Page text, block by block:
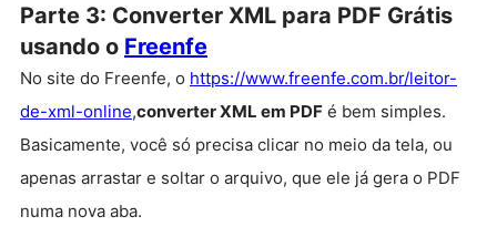
Parte 3: Converter XML para PDF Grátis
usando o Freenfe
No site do Freenfe, o https://www.freenfe.com.br/leitor-
de-xml-online,converter XML em PDF é bem simples.
Basicamente, você só precisa clicar no meio da tela, ou
apenas arrastar e soltar o arquivo, que ele já gera o PDF
numa nova aba.